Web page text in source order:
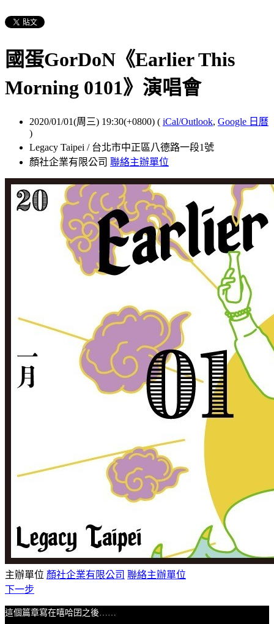
國蛋GorDoN《Earlier This
Morning 0101》演唱會
2020/01/01(周三) 19:30(+0800) ( iCal/Outlook, Google 日曆
)
Legacy Taipei / 台北市中正區八德路一段1號
顏社企業有限公司 聯絡主辦單位
主辦單位 顏社企業有限公司 聯絡主辦單位
下一步
這個篇章寫在嘻哈囝之後……